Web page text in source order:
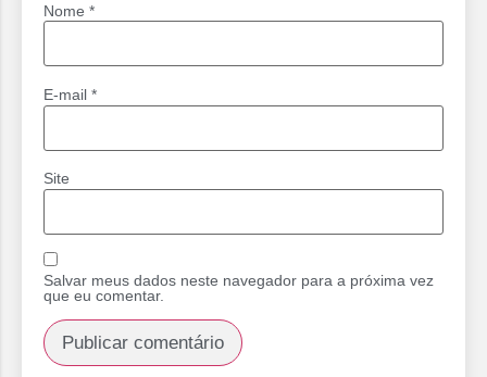
Nome *
E-mail *
Site
Salvar meus dados neste navegador para a próxima vez
que eu comentar.